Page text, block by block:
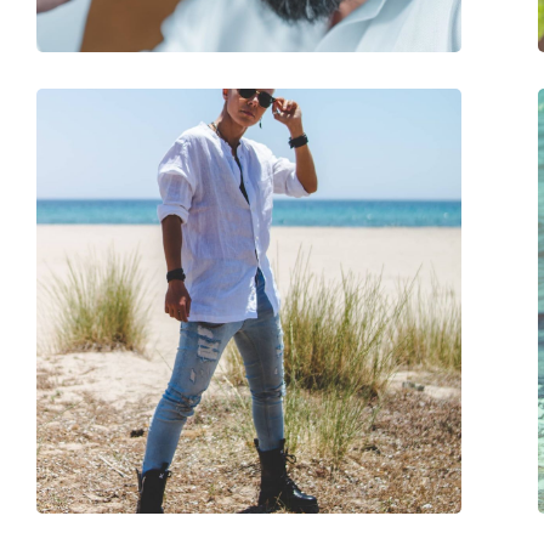
Acessórios
Estojo:
Não
Pano de limpeza:
Não
Categoria:
Óculos de sol
Marca:
Uso:
Moda
Código:
Carbon Black Dark